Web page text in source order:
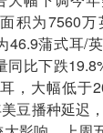
积为7560
46.9蒲式耳/
比下跌
，大幅低于
豆播种延迟